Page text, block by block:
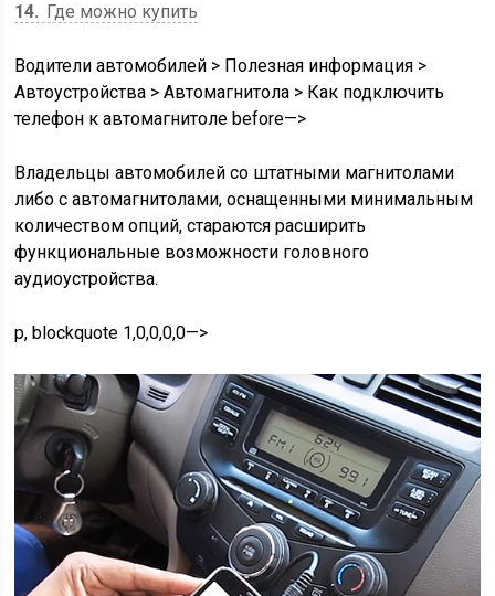
14
Где можно купить
Водители автомобилей > Полезная информация >
Автоустройства >Автомагнитола > Как подключить
телефон к автомагнитоле before—>
Владельцы автомобилей со штатными магнитолами
либо с автомагнитолами, оснащенными минимальным
количеством опций, стараются расширить
функциональные возможности головного
аудиоустройства.
p, blockquote 1,0,0,0,0—>